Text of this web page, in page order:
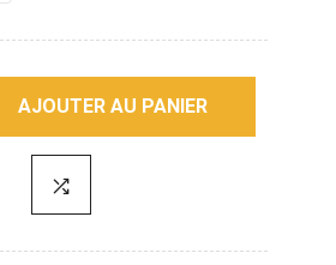
AJOUTER AU PANIER